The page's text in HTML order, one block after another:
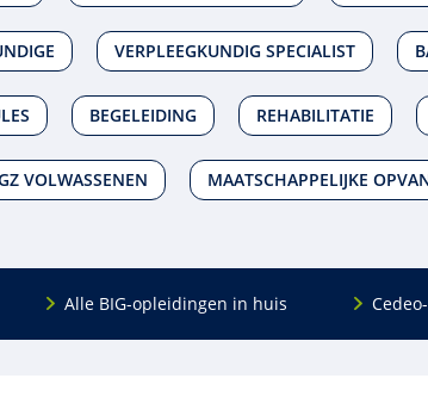
VERPLEEGKUNDIG SPECIALIST
BEGELEIDING REHABILITATIE
VOLWASSENEN MAATSCHAPPELIJKE
Alle BIG-opleidingen in huis